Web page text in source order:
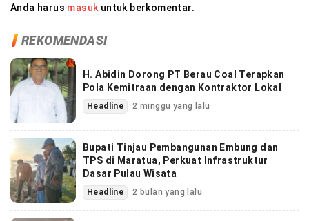
Anda harus masuk untuk berkomentar.
REKOMENDASI
H. Abidin Dorong PT Berau Coal Terapkan
Pola Kemitraan dengan Kontraktor Lokal
Headline 2 minggu yang lalu
Bupati Tinjau Pembangunan Embung dan
TPS di Maratua, Perkuat Infrastruktur
Dasar Pulau Wisata
Headline 2 bulan yang lalu